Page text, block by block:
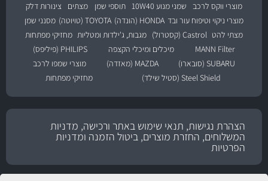
מוצרי ווקס לרכב
שמני מנוע 10W40 תוספי שמן מצתים
צינורות דלק
מוצרי ניקוי וטיפוח עור ובד HONDA (הונדה) TOYOTA (טויוטה)
מסנני שמן
מצתי להט Castrol (קסטרול) מגבות, ג'ילדות ומטליות מחזיקי מפתחות
MANN Filter
מיכלים ומיכלי הקצפה
PHILIPS (פיליפס)
SUBARU (סובארו)
MAZDA (מאזדה)
מוצרי שמפו לרכב
Steel Shield (סטיל שילד)
מחזיקי מפתחות
הצהרת נגישות, תנאי שימוש באתר ורכישה, מדניות
המשלוחים, החזרת מוצרים, ביטול הזמנה ומדניות
הפרטיות